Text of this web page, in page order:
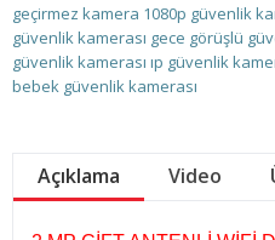
geçirmez kamera 1080p güvenlik
güvenlik kamerası gece görüşlü
güvenlik kamerası ıp güvenlik
bebek güvenlik kamerası
Açıklama Video